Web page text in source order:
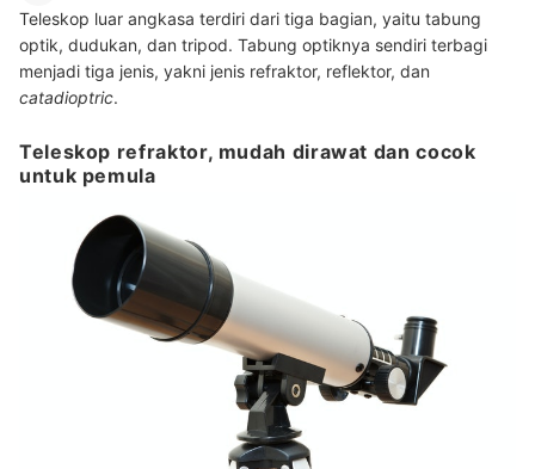
Teleskop luar angkasa terdiri dari tiga bagian, yaitu tabung
optik, dudukan, dan tripod. Tabung optiknya sendiri terbagi
menjadi tiga jenis, yakni jenis refraktor, reflektor, dan
catadioptric.
Teleskop refraktor, mudah dirawat dan cocok
untuk pemula